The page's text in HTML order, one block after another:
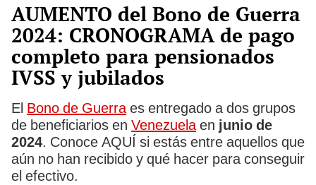
AUMENTO del Bono de Guerra
2024: CRONOGRAMA de pago
completo para pensionados
IVSS y jubilados
El Bono de Guerraes entregado a dos grupos
de beneficiarios en Venezuelaen junio de
2024. Conoce AQUÍ si estás entre aquellos que
aún no han recibido y qué hacer para conseguir
el efectivo.